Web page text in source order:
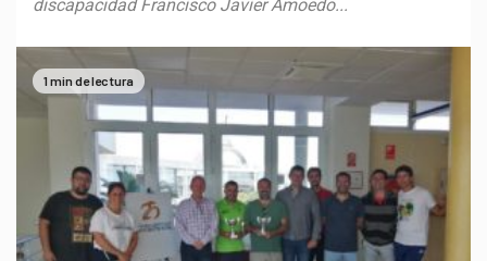
discapacidad Francisco Javier Amoedo...
1 min de lectura